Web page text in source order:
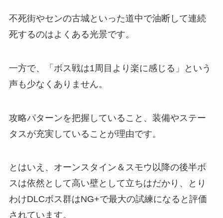
不死街やセンの古城といった道中で油断して連続
死するのはよくある光景です。
一方で、「ボス戦は1周目より楽に感じる」という
声も少なくありません。
攻略パターンを把握していること、装備やステー
タスが充実していることが理由です。
とはいえ、オーンスタイン＆スモウ以降の後半ボ
スは依然として高い壁として立ちはだかり、とり
わけDLCボス群はNG+で最大の試練になると評価
されています。